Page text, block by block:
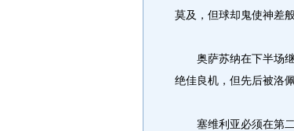
莫及，但球却鬼使神差
奥萨苏纳在下半场继
绝佳良机，但先后被洛
塞维利亚必须在第二